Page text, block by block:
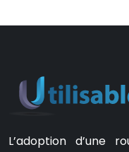
L’adoption d’une